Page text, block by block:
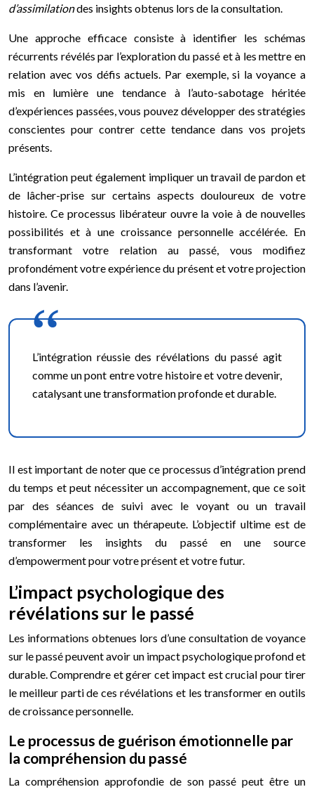
d’assimilationdes insights obtenus lors de la consultation.
Une approche efficace consiste à identifier les schémas
récurrents révélés par l’exploration du passé et à les mettre en
relation avec vos défis actuels. Par exemple, si la voyance a
mis en lumière une tendance à l’auto-sabotage héritée
d’expériences passées, vous pouvez développer des stratégies
conscientes pour contrer cette tendance dans vos projets
présents.
L’intégration peut également impliquer un travail de pardon et
de lâcher-prise sur certains aspects douloureux de votre
histoire. Ce processus libérateur ouvre la voie à de nouvelles
possibilités et à une croissance personnelle accélérée. En
transformant votre relation au passé, vous modifiez
profondément votre expérience du présent et votre projection
dans l’avenir.
L’intégration réussie des révélations du passé agit
comme un pont entre votre histoire et votre devenir,
catalysant une transformation profonde et durable.
Il est important de noter que ce processus d’intégration prend
du temps et peut nécessiter un accompagnement, que ce soit
par des séances de suivi avec le voyant ou un travail
complémentaire avec un thérapeute. L’objectif ultime est de
transformer les insights du passé en une source
d’empowerment pour votre présent et votre futur.
L’impact psychologique des
révélations sur le passé
Les informations obtenues lors d’une consultation de voyance
sur le passé peuvent avoir un impact psychologique profond et
durable. Comprendre et gérer cet impact est crucial pour tirer
le meilleur parti de ces révélations et les transformer en outils
de croissance personnelle.
Le processus de guérison émotionnelle par
la compréhension du passé
La compréhension approfondie de son passé peut être un